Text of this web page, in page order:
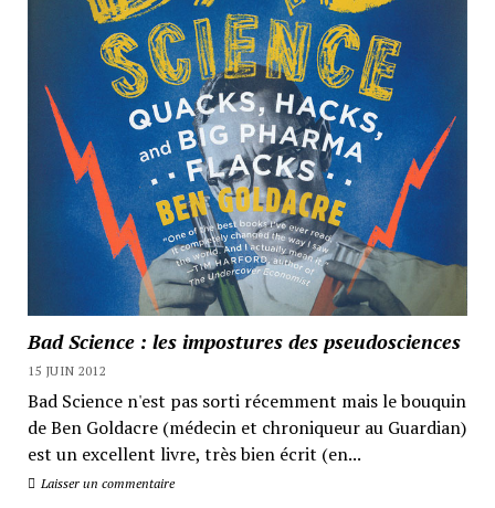
Bad Science : les impostures des pseudosciences
15 JUIN 2012
Bad Science n'est pas sorti récemment mais le bouquin
de Ben Goldacre (médecin et chroniqueur au Guardian)
est un excellent livre, très bien écrit (en...
Laisser un commentaire